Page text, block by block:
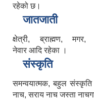
रहेको छ।
जातजाती
क्षेत्री, ब्राह्मण, मगर,
नेवार आदि रहेका ।
संस्कृति
समन्वयात्मक, बहुल संस्कृति
नाच, सराय नाच जस्ता